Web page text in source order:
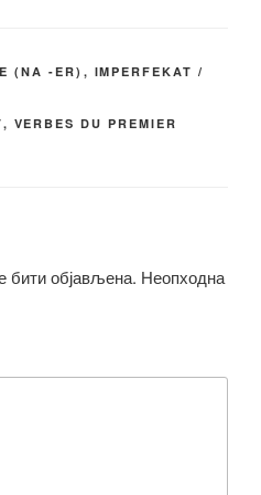
e
(NA -ER) , IMPERFEKAT /
, VERBES DU PREMIER
бити објављена. Неопходна